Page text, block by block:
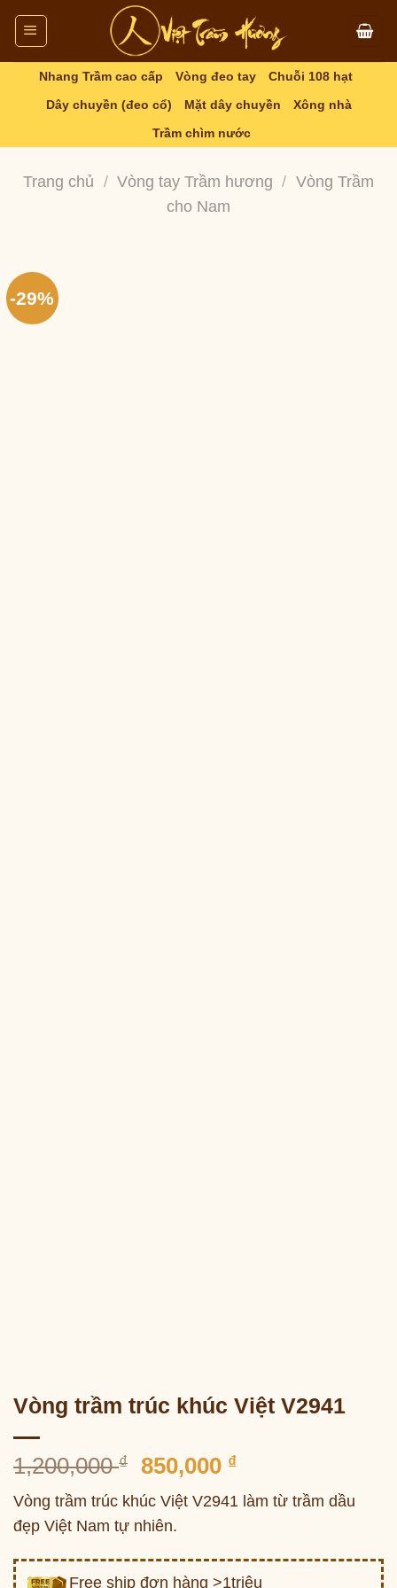
Skip
content
Nhang Trầm cao cấp Vòng đeo tay
Chuỗi 108 hạt
Dây chuyền (đeo cổ)
Mặt dây chuyền
Xông nhà
Trầm chìm nước
Trang chủ / Vòng tay Trầm hương / Vòng Trầm
cho Nam
-29%
Vòng trầm trúc khúc Việt V2941
1,200,000₫
Giá
gốc
là:
1,200,000 ₫.
850,000 ₫Giá
hiện
tại
850,000 ₫.
Vòng trầm trúc khúc Việt V2941 làm từ trầm dầu
đẹp Việt Nam tự nhiên.
Free ship đơn hàng >1triệu